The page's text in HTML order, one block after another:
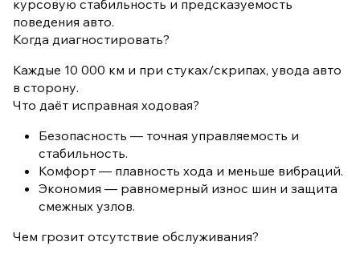
курсовую стабильность и предсказуемость
поведения авто.
Когда диагностировать?
Каждые 10 000 км и при стуках/скрипах, увода авто
в сторону.
Что даёт исправная ходовая?
Безопасность — точная управляемость и
стабильность.
Комфорт — плавность хода и меньше вибраций.
Экономия — равномерный износ шин и защита
смежных узлов.
Чем грозит отсутствие обслуживания?